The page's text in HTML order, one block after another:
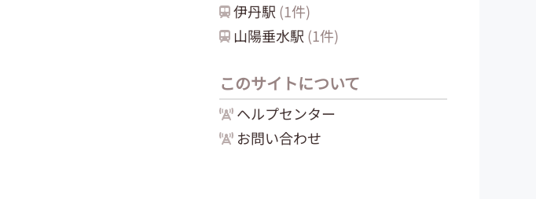
伊丹駅 (1件)
山陽垂水駅 (1件)
このサイトについて
ヘルプセンター
お問い合わせ